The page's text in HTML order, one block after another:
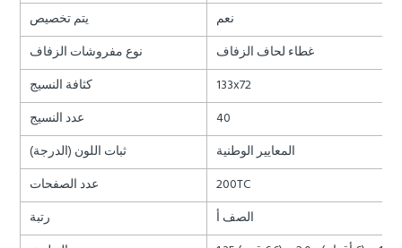
يتم تخصيص
نعم
نوع مفروشات الزفاف
غطاء لحاف الزفاف
كثافة النسيج
133x72
عدد النسيج
40
ثبات اللون (الدرجة)
المعايير الوطنية
عدد الصفحات
200TC
رتبة
الصف أ